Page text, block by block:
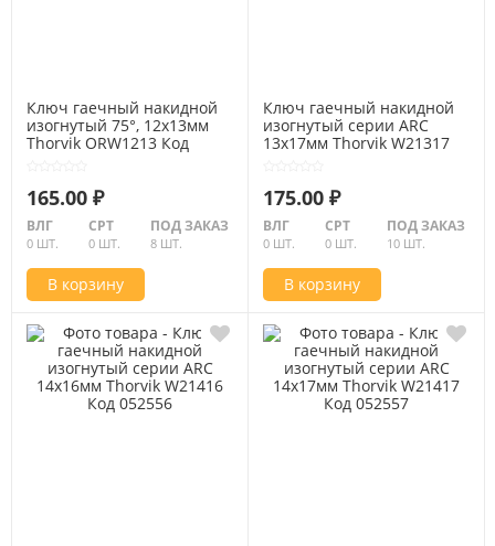
Ключ гаечный накидной
изогнутый 75°, 12x13мм
Thorvik ORW1213 Код
165.00 ₽
ВЛГ
0 ШТ.
СРТ
0 ШТ.
ПОД ЗАКАЗ
8 ШТ.
В корзину
Ключ гаечный накидной
изогнутый серии ARC
13х17мм Thorvik W21317
175.00 ₽
ВЛГ
0 ШТ.
СРТ
0 ШТ.
ПОД ЗАКАЗ
10 ШТ.
В корзину